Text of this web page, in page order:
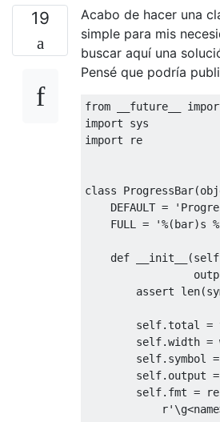
19
Acabo de hacer una
simple para mis
buscar aquí una
Pensé que podría
from __future__
import
import re
class ProgressBar(
    DEFAULT
=
    FULL
= '%(bar)s
def __init__ (self
assert len(
        self
.total =
        self
.width =
        self
. symbol =
        self
. output =
        self
. fmt = re
            r